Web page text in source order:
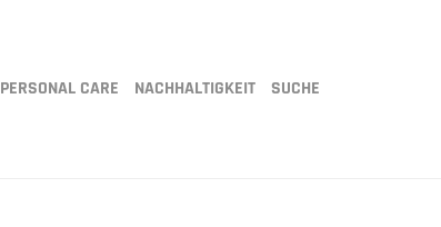
PERSONAL CARE NACHHALTIGKEIT SUCHE